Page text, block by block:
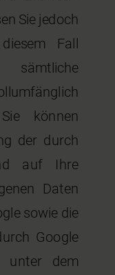
Sie jedoch
Fall
können
der durch
auf Ihre
Daten
sowie die
Google
unter dem